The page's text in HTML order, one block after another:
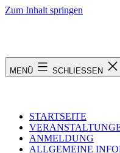
Zum Inhalt springen
MENÜ SCHLIESSEN
STARTSEITE
ANMELDUNG
ALLGEMEINE